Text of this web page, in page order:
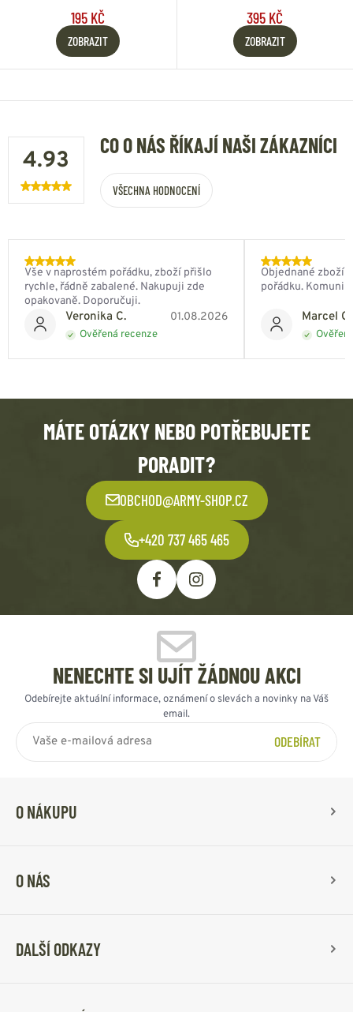
195 KČ
ZOBRAZIT
395 KČ
ZOBRAZIT
4.93
CO O NÁS ŘÍKAJÍ NAŠI ZÁKAZNÍCI
VŠECHNA HODNOCENÍ
Veronika C. 01.08.2026
Ověřená recenze
Vše v naprostém pořádku, zboží přišlo
rychle, řádně zabalené. Nakupuji zde
opakovaně. Doporučuji.
Marcel
Objednané zboží
pořádku.
MÁTE OTÁZKY NEBO POTŘEBUJETE
PORADIT?
OBCHOD@ARMY-SHOP.CZ
+420 737 465 465
NENECHTE SI UJÍT ŽÁDNOU AKCI
Odebírejte aktuální informace, oznámení o slevách a novinky na Váš
email.
ODEBÍRAT
O NÁKUPU
O NÁS
DALŠÍ ODKAZY